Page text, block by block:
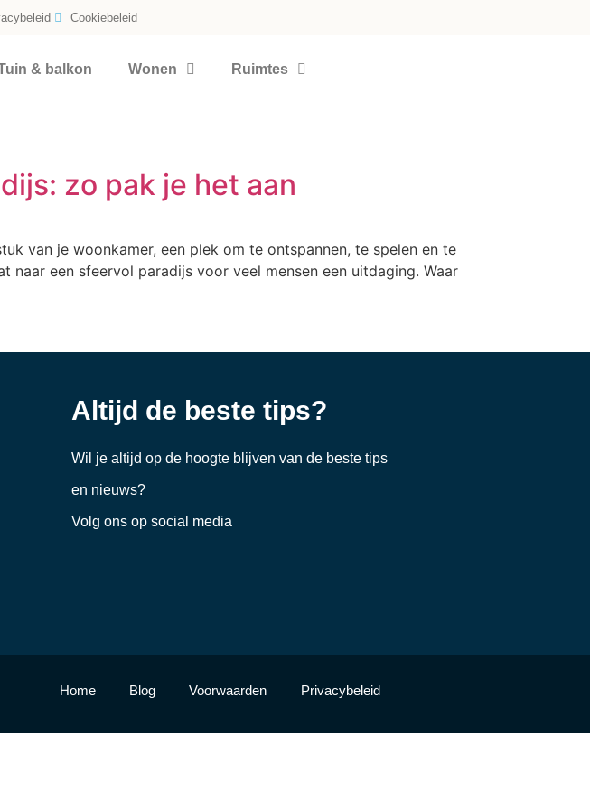
Cookiebeleid
& balkon Wonen Ruimtes
zo pak je het aan
van je woonkamer, een plek om te ontspannen, te spelen en te
een sfeervol paradijs voor veel mensen een uitdaging. Waar
Altijd de beste tips?
Wil je altijd op de hoogte blijven van de beste tips
en nieuws?
Volg ons op social media
Home Blog Voorwaarden Privacybeleid